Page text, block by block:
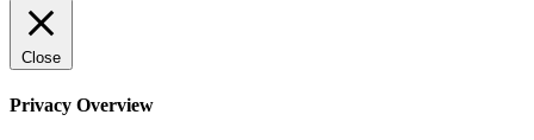
Close
Privacy Overview